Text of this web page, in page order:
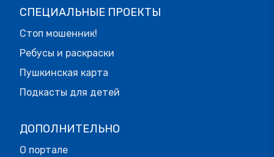
СПЕЦИАЛЬНЫЕ ПРОЕКТЫ
Стоп мошенник!
Ребусы и раскраски
Пушкинская карта
Подкасты для детей
ДОПОЛНИТЕЛЬНО
О портале